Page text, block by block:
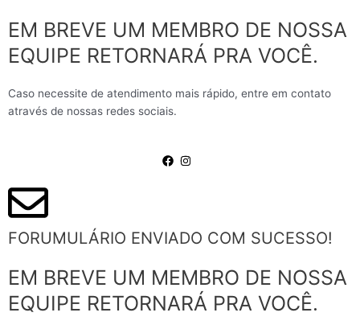
EM BREVE UM MEMBRO DE NOSSA
EQUIPE RETORNARÁ PRA VOCÊ.
Caso necessite de atendimento mais rápido, entre em contato
através de nossas redes sociais.
FORUMULÁRIO ENVIADO COM SUCESSO!
EM BREVE UM MEMBRO DE NOSSA
EQUIPE RETORNARÁ PRA VOCÊ.